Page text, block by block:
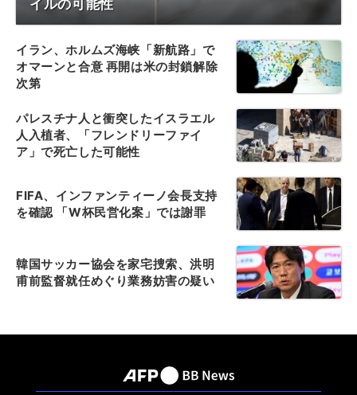
イルの可能性
イラン、ホルムズ海峡「新航路」で
オマーンと合意 再開は米の封鎖解除
次第
パレスチナ人と衝突したイスラエル
人入植者、「フレンドリーファイ
ア」で死亡した可能性
FIFA、インファンティーノ会長支持
を確認 「W杯民営化案」では謝罪
韓国サッカー協会を家宅捜索、洪明
甫前監督就任めぐり業務妨害の疑い